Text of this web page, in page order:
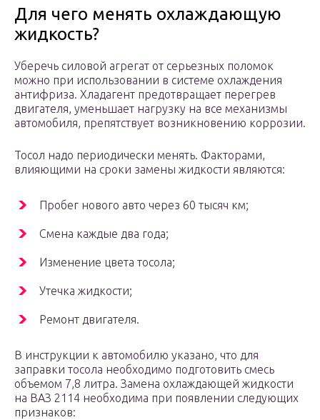
Для чего менять охлаждающую
жидкость?
Уберечь силовой агрегат от серьезных поломок
можно при использовании в системе охлаждения
антифриза. Хладагент предотвращает перегрев
двигателя, уменьшает нагрузку на все механизмы
автомобиля, препятствует возникновению коррозии.
Тосол надо периодически менять. Факторами,
влияющими на сроки замены жидкости являются:
Пробег нового авто через 60 тысяч км;
Смена каждые два года;
Изменение цвета тосола;
Утечка жидкости;
Ремонт двигателя.
В инструкции к автомобилю указано, что для
заправки тосола необходимо подготовить смесь
объемом 7,8 литра. Замена охлаждающей жидкости
на ВАЗ 2114 необходима при появлении следующих
признаков: